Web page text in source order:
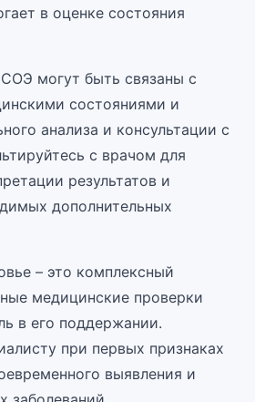
в оценке состояния
могут быть связаны с
состояниями и
анализа и консультации с
с врачом для
результатов и
дополнительных
– это комплексный
медицинские проверки
в его поддержании.
при первых признаках
выявления и